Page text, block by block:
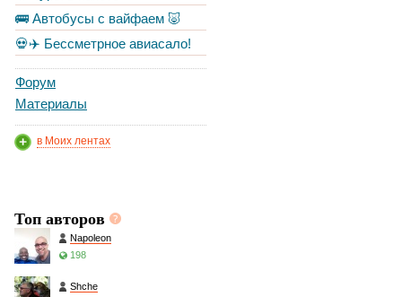
🚌 Автобусы с вайфаем 🐷
💀✈️ Бессметрное авиасало!
Форум
Материалы
в Моих лентах
Топ авторов
Napoleon
198
Shche